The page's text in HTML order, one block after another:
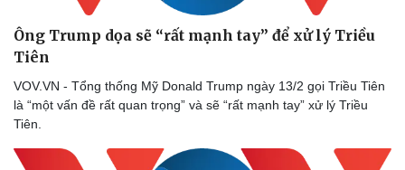
Ông Trump dọa sẽ “rất mạnh tay” để xử lý Triều
Tiên
VOV.VN - Tổng thống Mỹ Donald Trump ngày 13/2 gọi Triều Tiên
là “một vấn đề rất quan trọng” và sẽ “rất mạnh tay” xử lý Triều
Tiên.